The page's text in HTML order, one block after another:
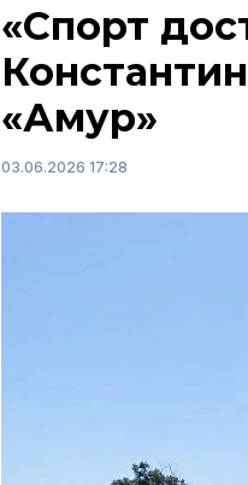
«Спорт
«Амур»
03.06.2026 17:28